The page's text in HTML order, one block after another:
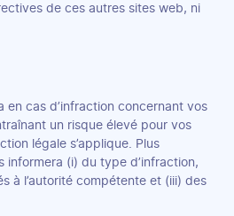
de ces autres sites web, ni
en cas d’infraction concernant vos
un risque élevé pour vos
légale s’applique. Plus
informera (i) du type d’infraction,
à l’autorité compétente et (iii) des